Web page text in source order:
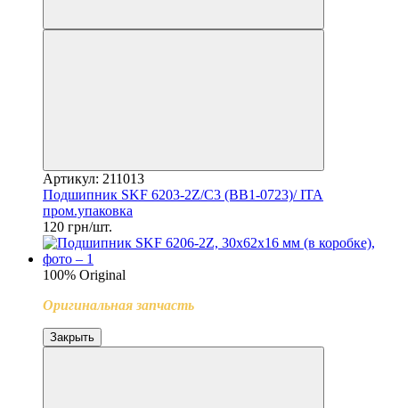
Артикул: 211013
Подшипник SKF 6203-2Z/C3 (BB1-0723)/ ITA
пром.упаковка
120 грн/шт.
100% Original
Оригинальная запчасть
Закрыть